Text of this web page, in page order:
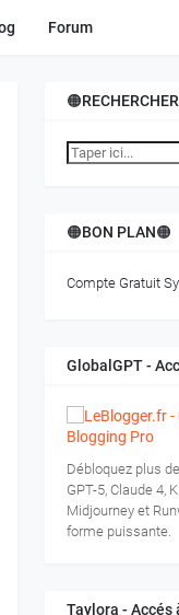
Forum
🟠BON PLAN🟠
Compte Gratuit
GlobalGPT -
Débloquez plus
GPT-5, Claude 4,
Midjourney et
forme puissante.
Taylora - Accés